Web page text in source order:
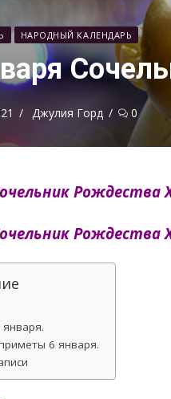
НАРОДНЫЙ КАЛЕНДАРЬ
Автор
Джулия Горд 0
Рождества
Рождества
6 января.